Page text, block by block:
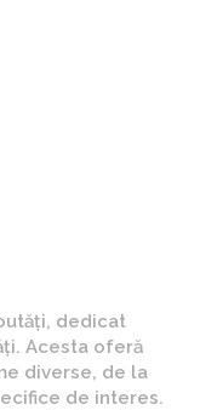
dedicat
Acesta oferă
diverse, de la
de interes.